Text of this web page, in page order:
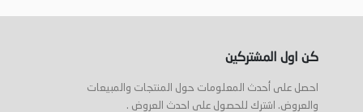
كن اول المشتركين
احصل على أحدث المعلومات حول المنتجات والمبيعات
والعروض. اشترك للحصول على احدث العروض .